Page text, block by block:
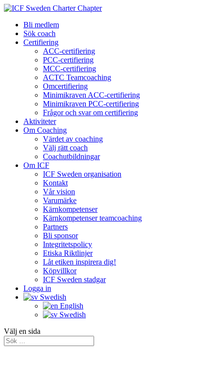
Bli medlem
Sök coach
Certifiering
ACC-certifiering
PCC-certifiering
MCC-certifiering
ACTC Teamcoaching
Omcertifiering
Minimikraven ACC-certifiering
Minimikraven PCC-certifiering
Frågor och svar om certifiering
Aktiviteter
Om Coaching
Värdet av coaching
Välj rätt coach
Coachutbildningar
Om ICF
ICF Sweden organisation
Kontakt
Vår vision
Varumärke
Kärnkompetenser
Kärnkompetenser teamcoaching
Partners
Bli sponsor
Integritetspolicy
Etiska Riktlinjer
Låt etiken inspirera dig!
Köpvillkor
ICF Sweden stadgar
Logga in
Swedish
English
Swedish
Välj en sida